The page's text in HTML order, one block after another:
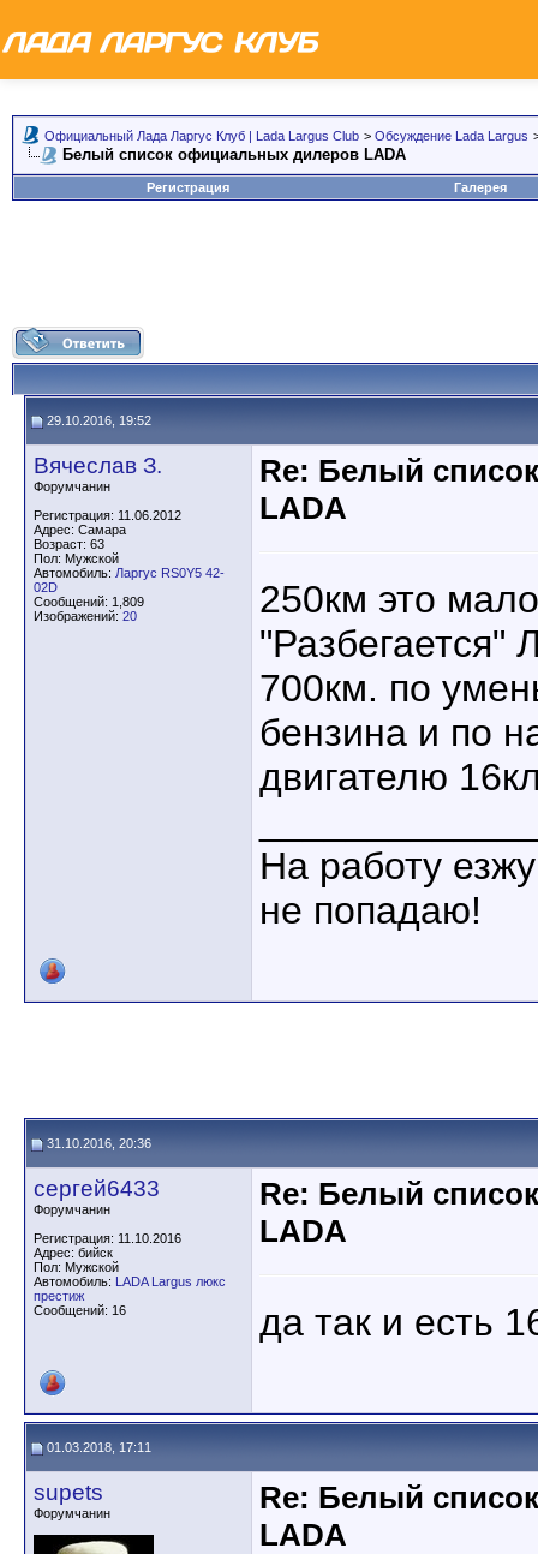
Официальный Лада Ларгус Клуб | Lada Largus Club > Обсуждение Lada Largus
Белый список официальных дилеров LADA
Регистрация Галерея
29.10.2016, 19:52
Вячеслав З.
Форумчанин
Регистрация: 11.06.2012
Адрес: Самара
Возраст: 63
Пол: Мужской
Автомобиль: Ларгус RS0Y5 42-
02D
Сообщений: 1,809
Изображений: 20
Re: Белый
LADA
250км это
"Разбегается"
700км. по
бензина и по
двигателю
На работу
не попадаю!
31.10.2016, 20:36
сергей6433
Форумчанин
Регистрация: 11.10.2016
Адрес: бийск
Пол: Мужской
Автомобиль: LADA Largus люкс
престиж
Сообщений: 16
Re: Белый
LADA
да так и есть
01.03.2018, 17:11
supets
Форумчанин
Re: Белый
LADA